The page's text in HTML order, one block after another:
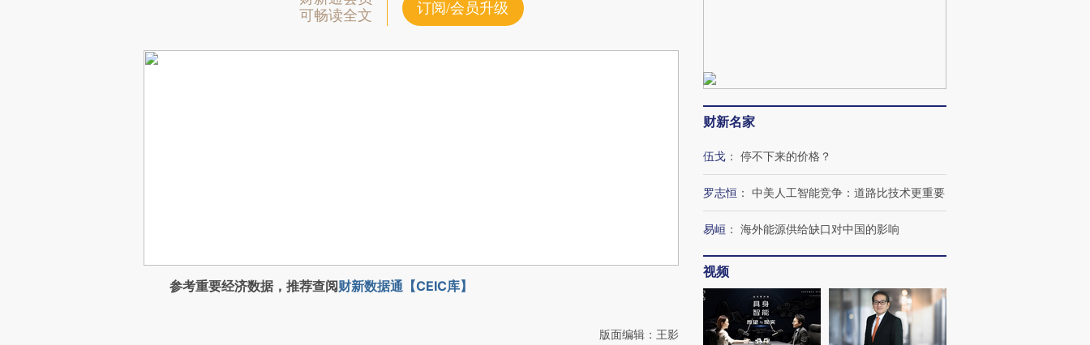
可畅读全文
订阅/会员升级
参考重要经济数据，推荐查阅财新数据通【CEIC库】
版面编辑：王影
财新名家
伍戈 ： 停不下来的价格？
罗志恒 ： 中美人工智能竞争：道路比技术更重要
易峘 ： 海外能源供给缺口对中国的影响
视频